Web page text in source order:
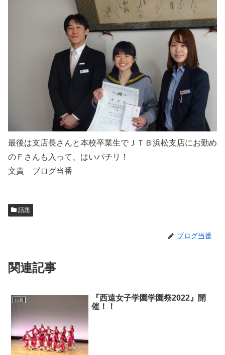
最後は支店長さんと本校卒業生でＪＴＢ浜松支店にお勤め
のＦさんも入って、はいパチリ！
文責 ブログ当番
話題
ブログ当番
関連記事
話題
『西遠女子学園学園祭2022』開
催！！